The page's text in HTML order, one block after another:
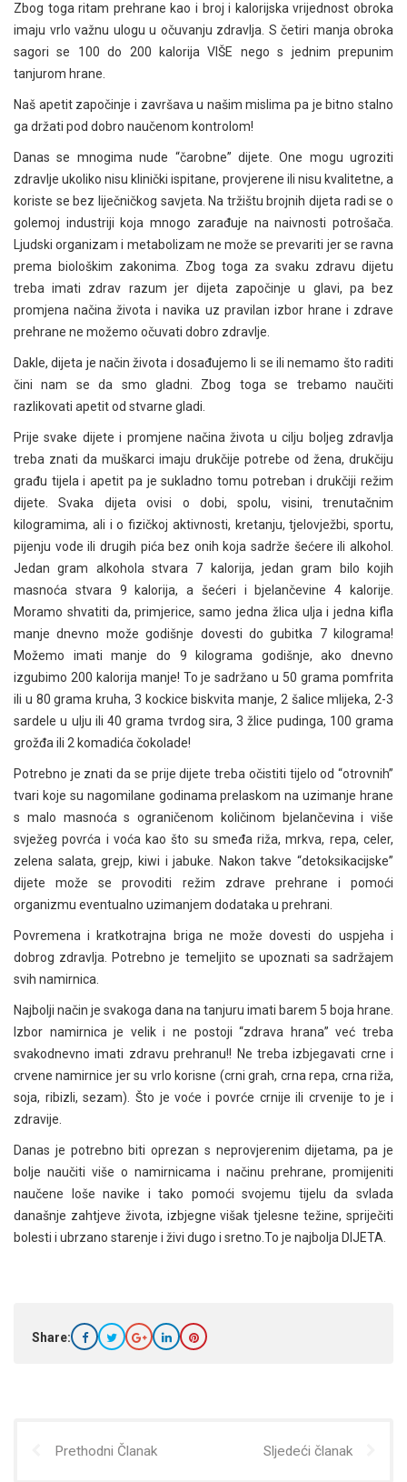
Zbog toga ritam prehrane kao i broj i kalorijska vrijednost obroka
imaju vrlo važnu ulogu u očuvanju zdravlja. S četiri manja obroka
sagori se 100 do 200 kalorija VIŠE nego s jednim prepunim
tanjurom hrane.
Naš apetit započinje i završava u našim mislima pa je bitno stalno
ga držati pod dobro naučenom kontrolom!
Danas se mnogima nude “čarobne” dijete. One mogu ugroziti
zdravlje ukoliko nisu klinički ispitane, provjerene ili nisu kvalitetne, a
koriste se bez liječničkog savjeta. Na tržištu brojnih dijeta radi se o
golemoj industriji koja mnogo zarađuje na naivnosti potrošača.
Ljudski organizam i metabolizam ne može se prevariti jer se ravna
prema biološkim zakonima. Zbog toga za svaku zdravu dijetu
treba imati zdrav razum jer dijeta započinje u glavi, pa bez
promjena načina života i navika uz pravilan izbor hrane i zdrave
prehrane ne možemo očuvati dobro zdravlje.
Dakle, dijeta je način života i dosađujemo li se ili nemamo što raditi
čini nam se da smo gladni. Zbog toga se trebamo naučiti
razlikovati apetit od stvarne gladi.
Prije svake dijete i promjene načina života u cilju boljeg zdravlja
treba znati da muškarci imaju drukčije potrebe od žena, drukčiju
građu tijela i apetit pa je sukladno tomu potreban i drukčiji režim
dijete. Svaka dijeta ovisi o dobi, spolu, visini, trenutačnim
kilogramima, ali i o fizičkoj aktivnosti, kretanju, tjelovježbi, sportu,
pijenju vode ili drugih pića bez onih koja sadrže šećere ili alkohol.
Jedan gram alkohola stvara 7 kalorija, jedan gram bilo kojih
masnoća stvara 9 kalorija, a šećeri i bjelančevine 4 kalorije.
Moramo shvatiti da, primjerice, samo jedna žlica ulja i jedna kifla
manje dnevno može godišnje dovesti do gubitka 7 kilograma!
Možemo imati manje do 9 kilograma godišnje, ako dnevno
izgubimo 200 kalorija manje! To je sadržano u 50 grama pomfrita
ili u 80 grama kruha, 3 kockice biskvita manje, 2 šalice mlijeka, 2-3
sardele u ulju ili 40 grama tvrdog sira, 3 žlice pudinga, 100 grama
grožđa ili 2 komadića čokolade!
Potrebno je znati da se prije dijete treba očistiti tijelo od “otrovnih”
tvari koje su nagomilane godinama prelaskom na uzimanje hrane
s malo masnoća s ograničenom količinom bjelančevina i više
svježeg povrća i voća kao što su smeđa riža, mrkva, repa, celer,
zelena salata, grejp, kiwi i jabuke. Nakon takve “detoksikacijske”
dijete može se provoditi režim zdrave prehrane i pomoći
organizmu eventualno uzimanjem dodataka u prehrani.
Povremena i kratkotrajna briga ne može dovesti do uspjeha i
dobrog zdravlja. Potrebno je temeljito se upoznati sa sadržajem
svih namirnica.
Najbolji način je svakoga dana na tanjuru imati barem 5 boja hrane.
Izbor namirnica je velik i ne postoji “zdrava hrana” već treba
svakodnevno imati zdravu prehranu!! Ne treba izbjegavati crne i
crvene namirnice jer su vrlo korisne (crni grah, crna repa, crna riža,
soja, ribizli, sezam). Što je voće i povrće crnije ili crvenije to je i
zdravije.
Danas je potrebno biti oprezan s neprovjerenim dijetama, pa je
bolje naučiti više o namirnicama i načinu prehrane, promijeniti
naučene loše navike i tako pomoći svojemu tijelu da svlada
današnje zahtjeve života, izbjegne višak tjelesne težine, spriječiti
bolesti i ubrzano starenje i živi dugo i sretno.To je najbolja DIJETA.
Share:
Prethodni Članak Sljedeći članak